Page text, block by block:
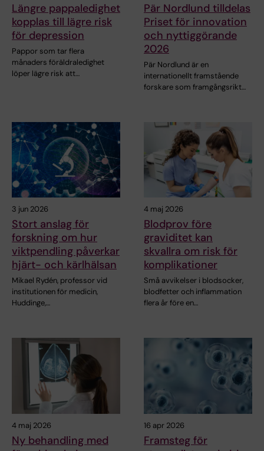
Längre pappaledighet
kopplas till lägre risk
för depression
Pappor som tar flera
månaders föräldraledighet
löper lägre risk att…
Pär Nordlund tilldelas
Priset för innovation
och nyttiggörande
2026
Pär Nordlund är en
internationellt framstående
forskare som framgångsrikt…
3 jun 2026
Stort anslag för
forskning om hur
viktpendling påverkar
hjärt- och kärlhälsan
Mikael Rydén, professor vid
institutionen för medicin,
Huddinge,…
4 maj 2026
Blodprov före
graviditet kan
skvallra om risk för
komplikationer
Små avvikelser i blodsocker,
blodfetter och inflammation
flera år före en…
4 maj 2026
Ny behandling med
16 apr 2026
Framsteg för